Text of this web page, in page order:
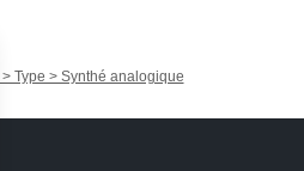
> Type > Synthé analogique